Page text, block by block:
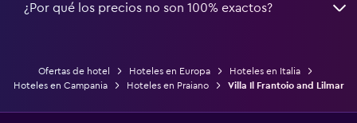
¿Por qué los precios no son 100% exactos?
Ofertas de hotel Hoteles en Europa
Hoteles en Italia
Hoteles en Campania
Hoteles en Praiano Villa Il Frantoio and Lilmar